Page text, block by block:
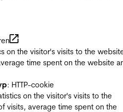
on the visitor's visits to the
time spent on the website
: HTTP-cookie
on the visitor's visits to the
visits, average time spent on the